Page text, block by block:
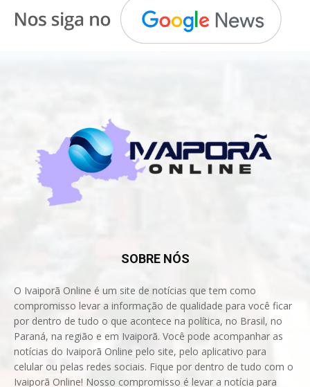
SOBRE NÓS
O Ivaiporã Online é um site de notícias que tem como
compromisso levar a informação de qualidade para você ficar
por dentro de tudo o que acontece na política, no Brasil, no
Paraná, na região e em Ivaiporã. Você pode acompanhar as
notícias do Ivaiporã Online pelo site, pelo aplicativo para
celular ou pelas redes sociais. Fique por dentro de tudo com o
Ivaiporã Online! Nosso compromisso é levar a notícia para